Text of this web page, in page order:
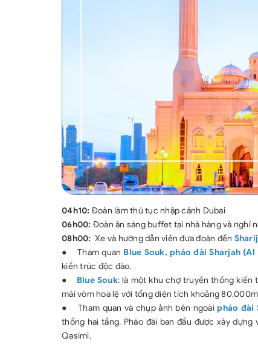
04h10: Đoàn làm thủ tục nhập cảnh Dubai
06h00: Đoàn ăn sáng buffet tại nhà hàng và nghỉ
08h00: Xe và hướng dẫn viên đưa đoàn đến
●
Tham quan Blue Souk, pháo đài Sharjah (Al
kiến trúc độc đáo.
●
Blue Souk: là một khu chợ truyền thống kiến
mái vòm hoa lệ với tổng diện tích khoảng
●
Tham quan và chụp ảnh bên ngoàipháo đài
thống hai tầng. Pháo đài ban đầu được xây dựng
Qasimi.